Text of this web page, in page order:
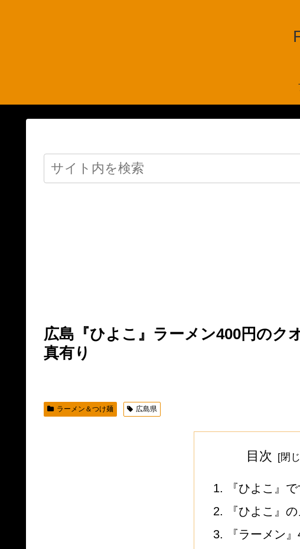
広島『ひよこ』ラーメン400円の
真有り
ラーメン＆つけ麺 広島県
目次
『ひよこ』で
『ひよこ』
『ラーメン